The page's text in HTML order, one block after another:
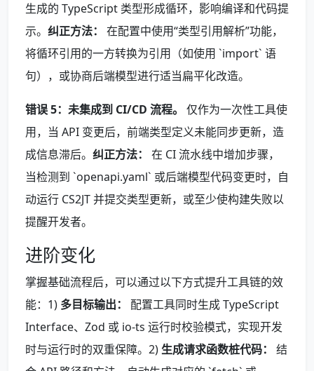
生成的 TypeScript 类型形成循环，影响编译和代码提
示。 纠正方法：
在配置中使用“类型引用解析”功能，
将循环引用的一方转换为引用（如使用 `import` 语
句），或协商后端模型进行适当扁平化改造。
错误 5：未集成到 CI/CD 流程。 仅作为一次性工具使
用，当 API 变更后，前端类型定义未能同步更新，造
成信息滞后。 纠正方法：
在 CI 流水线中增加步骤，
当检测到 `openapi.yaml` 或后端模型代码变更时，自
动运行 CS2JT 并提交类型更新，或至少使构建失败以
提醒开发者。
进阶变化
掌握基础流程后，可以通过以下方式提升工具链的效
能：1) 多目标输出：
配置工具同时生成 TypeScript
Interface、Zod 或 io-ts 运行时校验模式，实现开发
时与运行时的双重保障。2)生成请求函数桩代码：
结